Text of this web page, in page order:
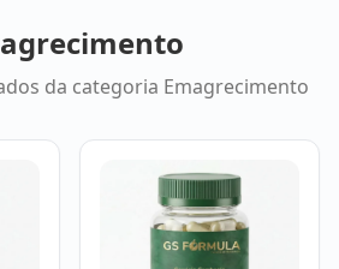
da categoria Emagrecimento